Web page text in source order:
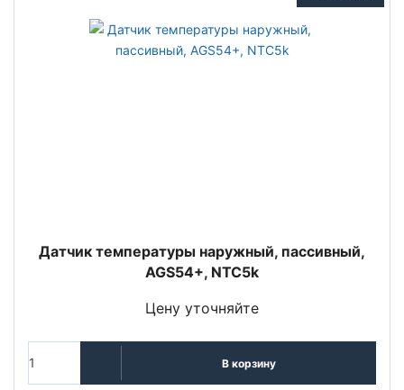
Датчик температуры наружный, пассивный,
AGS54+, NTC5k
Цену уточняйте
В корзину